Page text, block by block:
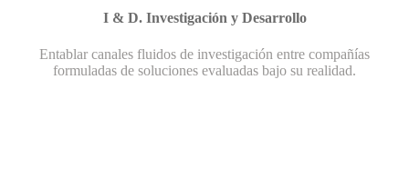
I & D. Investigación y Desarrollo
Entablar canales fluidos de investigación entre compañías
formuladas de soluciones evaluadas bajo su realidad.